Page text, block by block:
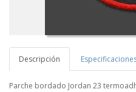
Descripción
Parche bordado Jordan 23